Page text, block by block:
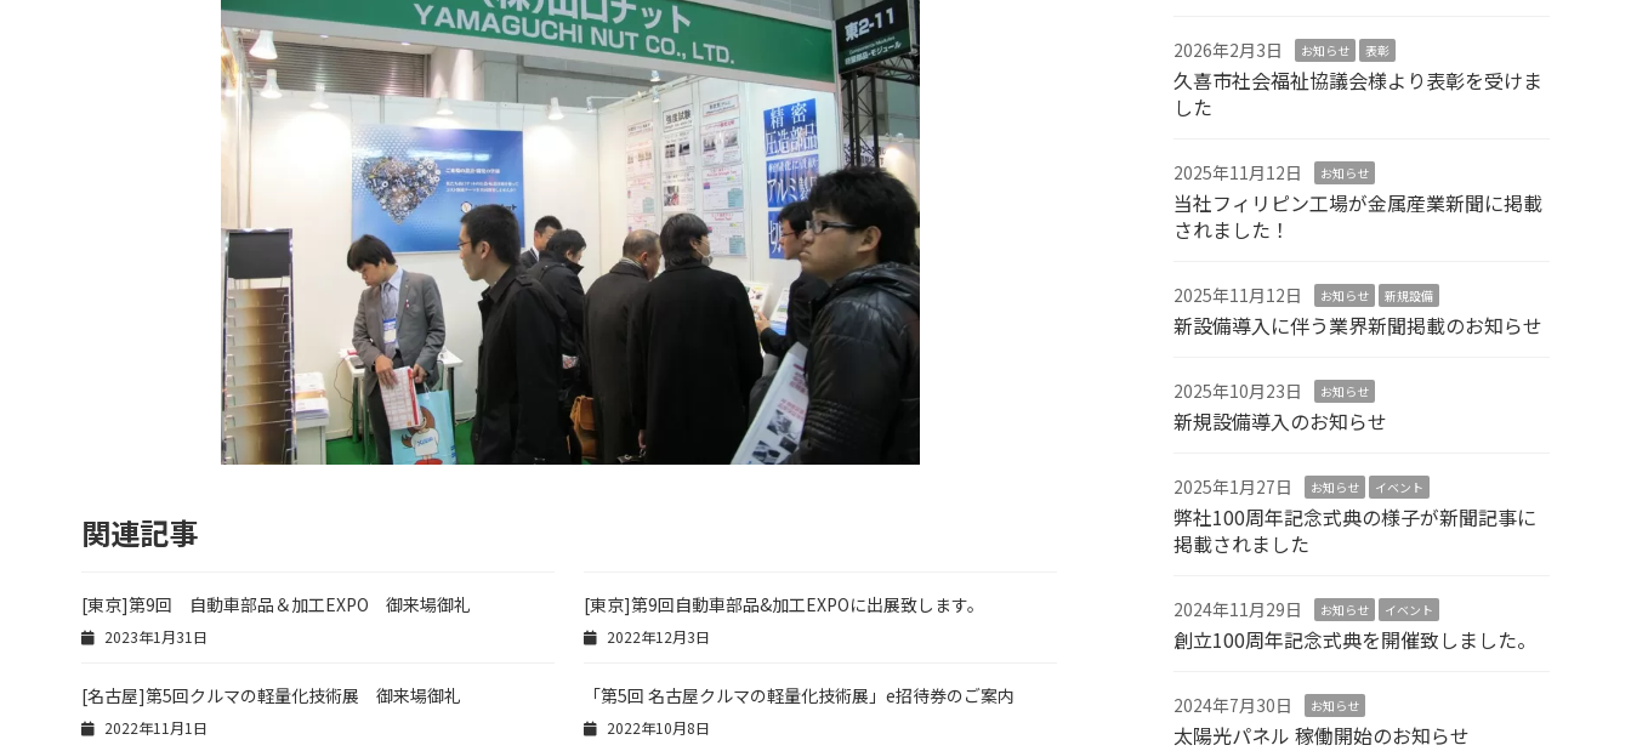
関連記事
[東京]第9回 自動車部品＆加工EXPO 御来場御礼
2023年1月31日
[東京]第9回自動車部品&加工EXPOに出展致します。
2022年12月3日
[名古屋]第5回クルマの軽量化技術展 御来場御礼
2022年11月1日
「第5回 名古屋クルマの軽量化技術展」e招待券のご案内
2022年10月8日
2026年2月3日 お知らせ 表彰
久喜市社会福祉協議会様より表彰を受けま
した
2025年11月12日 お知らせ
当社フィリピン工場が金属産業新聞に掲載
されました！
2025年11月12日 お知らせ 新規設備
新設備導入に伴う業界新聞掲載のお知らせ
2025年10月23日 お知らせ
新規設備導入のお知らせ
2025年1月27日 お知らせ イベント
弊社100周年記念式典の様子が新聞記事に
掲載されました
2024年11月29日 お知らせ イベント
創立100周年記念式典を開催致しました。
2024年7月30日 お知らせ
太陽光パネル 稼働開始のお知らせ